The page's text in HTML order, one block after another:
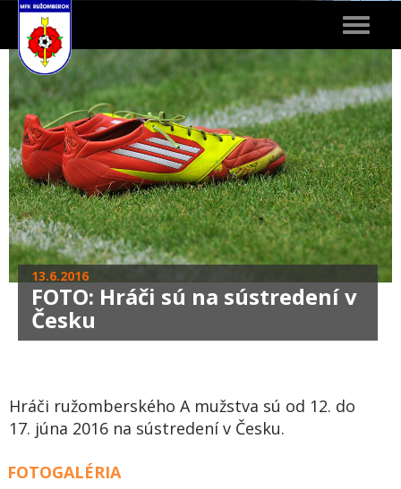
Toggle
13.6.2016
FOTO: Hráči sú na sústredení v
Česku
Hráči ružomberského A mužstva sú od 12. do
17. júna 2016 na sústredení v Česku.
FOTOGALÉRIA